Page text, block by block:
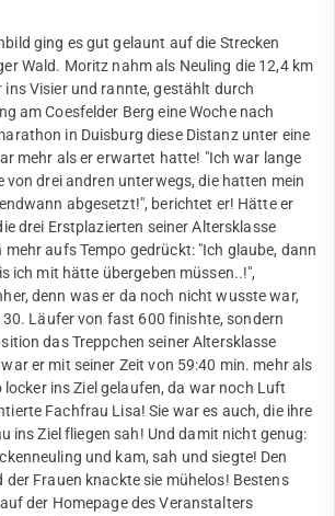
ging es gut gelaunt auf die Strecken
Wald. Moritz nahm als Neuling die 12,4 km
ins Visier und rannte, gestählt durch
am Coesfelder Berg eine Woche nach
in Duisburg diese Distanz unter eine
mehr als er erwartet hatte! "Ich war lange
von drei andren unterwegs, die hatten mein
abgesetzt!", berichtet er! Hätte er
drei Erstplazierten seiner Altersklasse
aufs Tempo gedrückt: "Ich glaube, dann
ich mit hätte übergeben müssen..!",
denn was er da noch nicht wusste war,
Läufer von fast 600 finishte, sondern
das Treppchen seiner Altersklasse
er mit seiner Zeit von 59:40 min. mehr als
locker ins Ziel gelaufen, da war noch Luft
Fachfrau Lisa! Sie war es auch, die ihre
ins Ziel fliegen sah! Und damit nicht genug:
und kam, sah und siegte! Den
der Frauen knackte sie mühelos! Bestens
der Homepage des Veranstalters